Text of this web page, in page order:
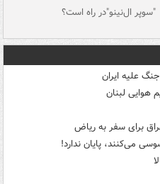
"سوپر ال‌نینو"در راه است؟
هوایی لبنان
برای سفر به ریاض
می‌کنند، پایان ندارد!